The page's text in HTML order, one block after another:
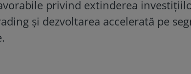
privind extinderea
și dezvoltarea accelerată pe